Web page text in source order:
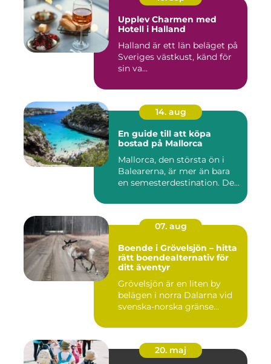
Upplev Charmen med
Hotell i Halland
Halland är ett län beläget på
Sveriges västkust, känd för
sin va...
14. aug
En guide till att köpa
bostad på Mallorca
Mallorca, den största ön i
Balearerna, är mer än bara
en semesterdestination. De...
07. aug
Boende i Grövelsjön – hitta
rätt boendealternativ för
ditt äventyr
Grövelsjön är en liten by
belägen i norra Dalarna vid
svenska-norska gränse...
20. maj